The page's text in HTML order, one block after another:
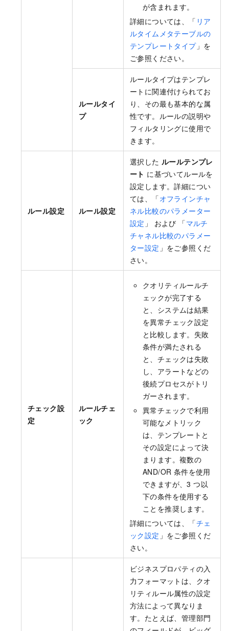
が含まれます。
詳細については、「 リア
ルタイムメタテーブルの
テンプレートタイプ」を
ご参照ください。
ルールタイ
プ
ルールタイプはテンプレ
ートに関連付けられてお
り、その最も基本的な属
性です。ルールの説明や
フィルタリングに使用で
きます。
ルール設定 ルール設定
選択した ルールテンプレ
ート に基づいてルールを
設定します。詳細につい
ては、「オフラインチャ
ネル比較のパラメーター
設定 」 および 「マルチ
チャネル比較のパラメー
ター設定 」をご参照くだ
さい。
チェック設
定
ルールチェ
ック
クオリティルールチ
ェックが完了する
と、システムは結果
を異常チェック設定
と比較します。失敗
条件が満たされる
と、チェックは失敗
し、アラートなどの
後続プロセスがトリ
ガーされます。
異常チェックで利用
可能なメトリック
は、テンプレートと
その設定によって決
まります。複数の
AND/OR 条件を使用
できますが、3 つ以
下の条件を使用する
ことを推奨します。
詳細については、「チェ
ック設定 」をご参照くだ
さい。
ビジネスプロパティの入
力フォーマットは、クオ
リティルール属性の設定
方法によって異なりま
す。たとえば、管理部門